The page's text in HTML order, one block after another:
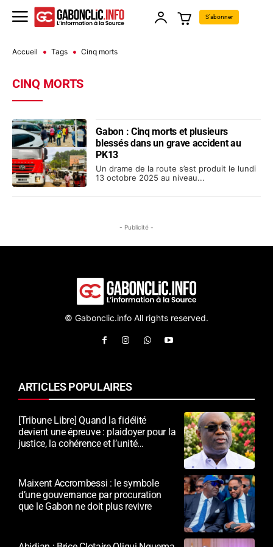
S'abonner
Accueil Tags Cinq morts
CINQ MORTS
Gabon : Cinq morts et plusieurs
blessés dans un grave accident au
PK13
Un drame de la route s’est produit le lundi
13 octobre 2025 au niveau...
- Publicité -
© Gabonclic.info All rights reserved.
ARTICLES POPULAIRES
[Tribune Libre] Quand la fidélité
devient une épreuve : plaidoyer pour la
justice, la cohérence et l’unité
Maixent Accrombessi : le symbole
d’une gouvernance par procuration
que le Gabon ne doit plus revivre